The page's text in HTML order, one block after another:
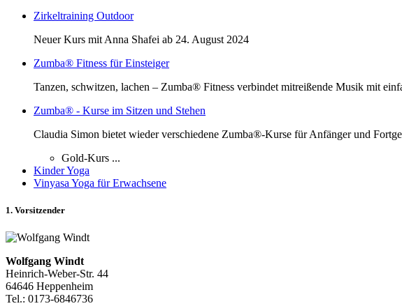
Zirkeltraining Outdoor
Neuer Kurs mit Anna Shafei ab 24. August 2024
Zumba® Fitness für Einsteiger
Tanzen, schwitzen, lachen – Zumba® Fitness verbindet mitreißende Musik mit
Zumba® - Kurse im Sitzen und Stehen
Claudia Simon bietet wieder verschiedene Zumba®-Kurse für Anfänger und
Gold-Kurs ...
Kinder Yoga
Vinyasa Yoga für Erwachsene
1. Vorsitzender
Wolfgang Windt
Heinrich-Weber-Str. 44
64646 Heppenheim
Tel.: 0173-6846736